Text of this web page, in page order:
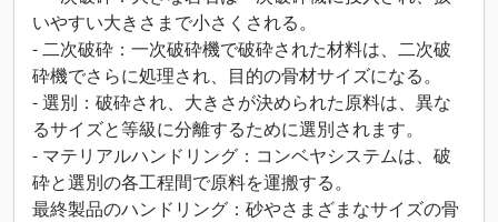
いやすい大きさまで小さくされる。
- 二次破砕：一次破砕機で破砕された材料は、二次破
砕機でさらに処理され、目的の骨材サイズになる。
- 選別：破砕され、大きさが決められた原料は、異な
るサイズと等級に分離するために選別されます。
- マテリアルハンドリング：コンベヤシステムは、破
砕と選別の各工程間で原料を運搬する。
最終製品のハンドリング：砂やさまざまなサイズの骨